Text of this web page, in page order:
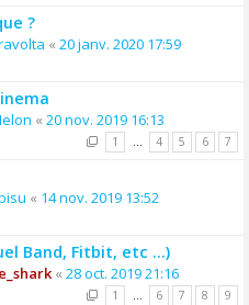
?
« 20 janv. 2020 17:59
« 20 nov. 2019 16:13
1 … 4 5 6 7
« 14 nov. 2019 13:52
Band, Fitbit, etc ...)
« 28 oct. 2019 21:16
1 … 6 7 8 9